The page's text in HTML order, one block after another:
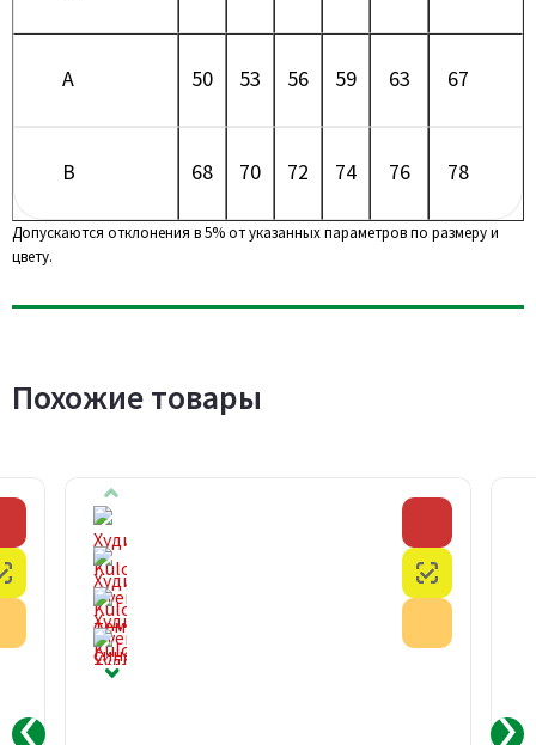
A 50 53 56 59 63 67
B 68 70 72 74 76 78
Допускаются отклонения в 5% от указанных параметров по размеру и
цвету.
Похожие товары
Честный знак